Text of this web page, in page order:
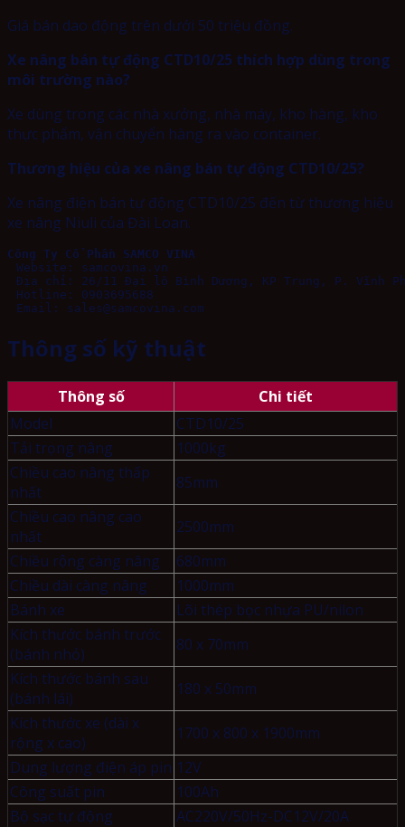
Giá bán dao động trên dưới 50 triệu đồng.
Xe nâng bán tự động CTD10/25 thích hợp dùng trong
môi trường nào?
Xe dùng trong các nhà xưởng, nhà máy, kho hàng, kho
thực phẩm, vận chuyển hàng ra vào container.
Thương hiệu của xe nâng bán tự động CTD10/25?
Xe nâng điện bán tự động CTD10/25 đến từ thương hiệu
xe nâng Niuli của Đài Loan.
Công Ty Cổ Phần SAMCO VINA
Email: sales@samcovina.com
Thông số kỹ thuật
Thông số
Chi tiết
Model
CTD10/25
Tải trọng nâng
1000kg
Chiều cao nâng thấp
nhất
85mm
Chiều cao nâng cao
nhất
2500mm
Chiều rộng càng nâng
680mm
Chiều dài càng nâng
1000mm
Bánh xe
Lõi thép bọc nhựa PU/nilon
Kích thước bánh trước
(bánh nhỏ)
80 x 70mm
Kích thước bánh sau
(bánh lái)
180 x 50mm
Kích thước xe (dài x
rộng x cao)
1700 x 800 x 1900mm
Dung lượng điện áp pin 12V
Công suất pin
100Ah
Bộ sạc tự động
AC220V/50Hz-DC12V/20A